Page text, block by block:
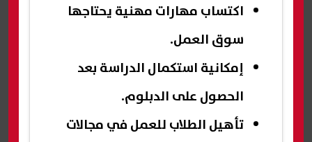
اكتساب مهارات مهنية يحتاجها
سوق العمل.
إمكانية استكمال الدراسة بعد
الحصول على الدبلوم.
تأهيل الطلاب للعمل في مجالات